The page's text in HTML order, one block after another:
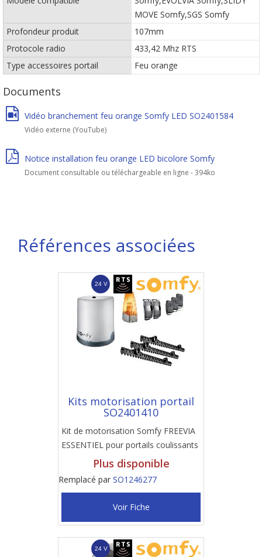
MOVE Somfy,SGS Somfy
Profondeur produit
107mm
Protocole radio
433,42 Mhz RTS
Type accessoires portail
Feu orange
Documents
Vidéo branchement feu orange Somfy LED SO2401584
Vidéo externe (YouTube)
Notice installation feu orange LED bicolore Somfy
Document consultable ou téléchargeable en ligne - 394ko
Références associées
Kits motorisation portail
SO2401410
Kit de motorisation Somfy FREEVIA
ESSENTIEL pour portails coulissants
Plus disponible
Remplacé par SO1246277
Voir Fiche